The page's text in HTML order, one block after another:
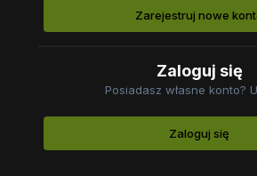
Zarejestruj nowe
Zaloguj się
Posiadasz własne konto?
Zaloguj się